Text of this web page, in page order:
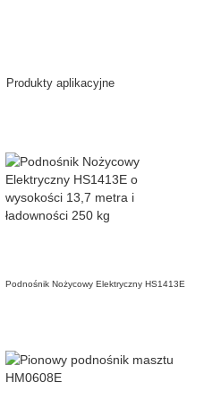
Produkty aplikacyjne
Podnośnik Nożycowy Elektryczny HS1413E